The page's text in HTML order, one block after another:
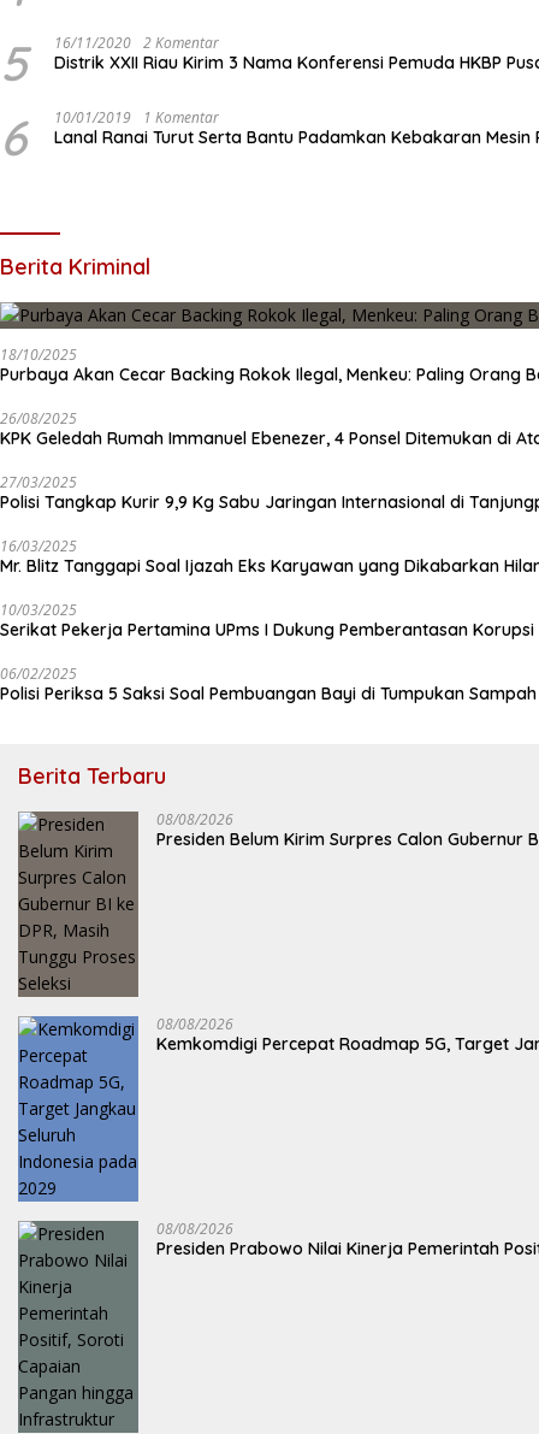
5 16/11/2020 2 Komentar
Distrik XXII Riau Kirim 3 Nama Konferensi Pemuda HKBP
6 10/01/2019 1 Komentar
Lanal Ranai Turut Serta Bantu Padamkan Kebakaran Mesin
Berita Kriminal
18/10/2025
Purbaya Akan Cecar Backing Rokok Ilegal, Menkeu: Paling Orang
26/08/2025
KPK Geledah Rumah Immanuel Ebenezer, 4 Ponsel Ditemukan di
27/03/2025
Polisi Tangkap Kurir 9,9 Kg Sabu Jaringan Internasional di
16/03/2025
Mr. Blitz Tanggapi Soal Ijazah Eks Karyawan yang Dikabarkan
10/03/2025
Serikat Pekerja Pertamina UPms I Dukung Pemberantasan
06/02/2025
Polisi Periksa 5 Saksi Soal Pembuangan Bayi di Tumpukan
Berita Terbaru
08/08/2026
Presiden Belum Kirim Surpres Calon Gubernur
08/08/2026
Kemkomdigi Percepat Roadmap 5G, Target
08/08/2026
Presiden Prabowo Nilai Kinerja Pemerintah